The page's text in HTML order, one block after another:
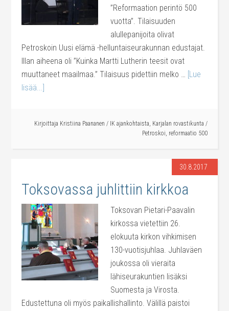
”Reformaation perintö 500
vuotta”. Tilaisuuden
alullepanijoita olivat
Petroskoin Uusi elämä -helluntaiseurakunnan edustajat.
Illan aiheena oli ”Kuinka Martti Lutherin teesit ovat
muuttaneet maailmaa.” Tilaisuus pidettiin melko … [Lue
lisää...]
Kirjoittaja Kristiina Paananen / IK ajankohtaista, Karjalan rovastikunta /
Petroskoi, reformaatio 500
30.8.2017
Toksovassa juhlittiin kirkkoa
Toksovan Pietari-Paavalin
kirkossa vietettiin 26.
elokuuta kirkon vihkimisen
130-vuotisjuhlaa. Juhlaväen
joukossa oli vieraita
lähiseurakuntien lisäksi
Suomesta ja Virosta.
Edustettuna oli myös paikallishallinto. Välillä paistoi